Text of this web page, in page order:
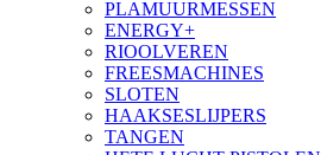
PLAMUURMESSEN
ENERGY+
RIOOLVEREN
FREESMACHINES
SLOTEN
HAAKSESLIJPERS
TANGEN